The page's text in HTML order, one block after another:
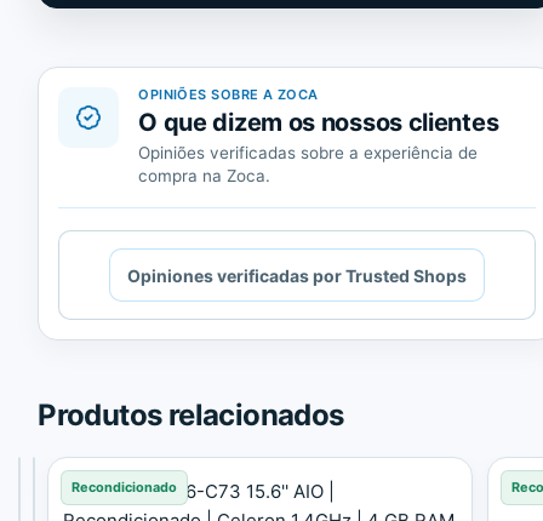
Trusted
OPINIÕES SOBRE A ZOCA
O que dizem os nossos clientes
Opiniões verificadas sobre a experiência de
compra na Zoca.
Cargando
contenido
de
Trusted
Opiniones verificadas por Trusted Shops
Produtos relacionados
Recondicionado
Recondicionado
Recondicionado